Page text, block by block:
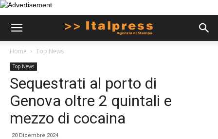
Home Top News
Top News
Sequestrati al porto di
Genova oltre 2 quintali e
mezzo di cocaina
20 Dicembre 2024